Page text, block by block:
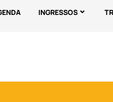
INGRESSOS